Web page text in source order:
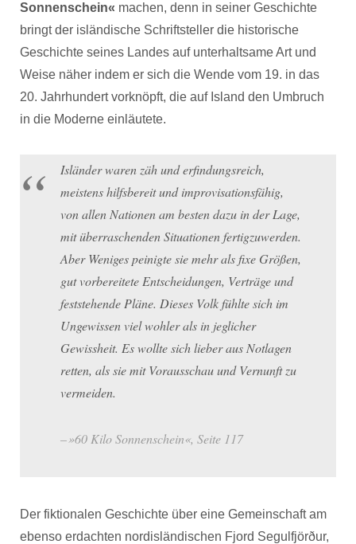
Sonnenschein« machen, denn in seiner Geschichte
bringt der isländische Schriftsteller die historische
Geschichte seines Landes auf unterhaltsame Art und
Weise näher indem er sich die Wende vom 19. in das
20. Jahrhundert vorknöpft, die auf Island den Umbruch
in die Moderne einläutete.
Isländer waren zäh und erfindungsreich,
meistens hilfsbereit und improvisationsfähig,
von allen Nationen am besten dazu in der Lage,
mit überraschenden Situationen fertigzuwerden.
Aber Weniges peinigte sie mehr als fixe Größen,
gut vorbereitete Entscheidungen, Verträge und
feststehende Pläne. Dieses Volk fühlte sich im
Ungewissen viel wohler als in jeglicher
Gewissheit. Es wollte sich lieber aus Notlagen
retten, als sie mit Vorausschau und Vernunft zu
vermeiden.
»60 Kilo Sonnenschein«, Seite 117
Der fiktionalen Geschichte über eine Gemeinschaft am
ebenso erdachten nordisländischen Fjord Segulfjörður,